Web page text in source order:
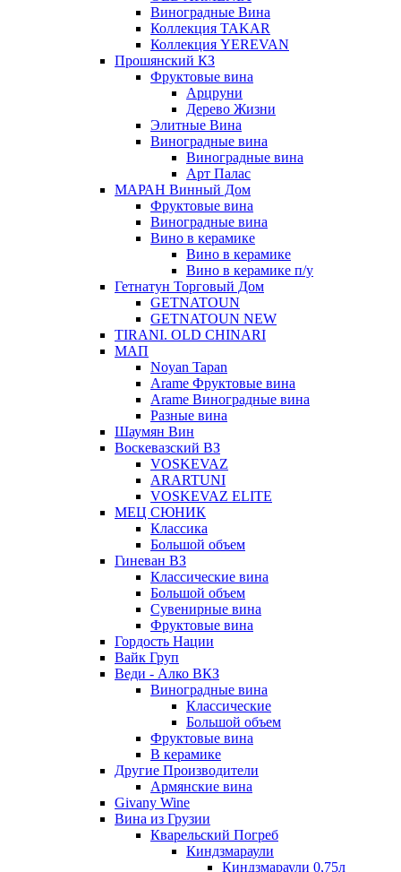
Виноградные Вина
Коллекция TAKAR
Коллекция YEREVAN
Прошянский КЗ
Фруктовые вина
Арцруни
Дерево Жизни
Элитные Вина
Виноградные вина
Виноградные вина
Арт Палас
МАРАН Винный Дом
Фруктовые вина
Виноградные вина
Вино в керамике
Вино в керамике
Вино в керамике п/у
Гетнатун Торговый Дом
GETNATOUN
GETNATOUN NEW
TIRANI. OLD CHINARI
МАП
Noyan Tapan
Arame Фруктовые вина
Arame Виноградные вина
Разные вина
Шаумян Вин
Воскевазский ВЗ
VOSKEVAZ
ARARTUNI
VOSKEVAZ ELITE
МЕЦ СЮНИК
Классика
Большой объем
Гиневан ВЗ
Классические вина
Большой объем
Сувенирные вина
Фруктовые вина
Гордость Нации
Вайк Груп
Веди - Алко ВКЗ
Виноградные вина
Классические
Большой объем
Фруктовые вина
В керамике
Другие Производители
Армянские вина
Givany Wine
Вина из Грузии
Кварельский Погреб
Киндзмараули
Киндзмараули 0,75л